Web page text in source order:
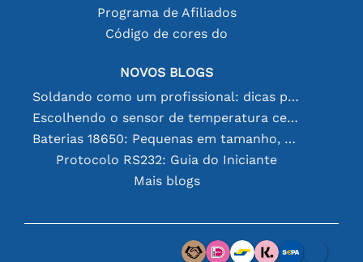
Programa de Afiliados
Código de cores do
NOVOS BLOGS
Soldando como um profissional: dicas para conexões eletrônicas perfeitas
Escolhendo o sensor de temperatura certo [youtube]
Baterias 18650: Pequenas em tamanho, grandes em desempenho
Protocolo RS232: Guia do Iniciante
Mais blogs